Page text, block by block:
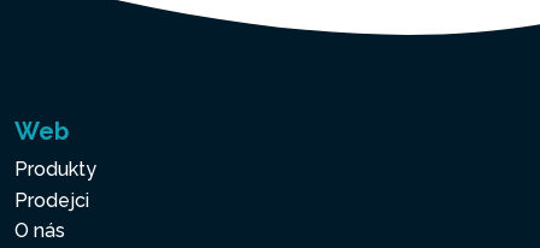
Web
Produkty
Prodejci
O nás